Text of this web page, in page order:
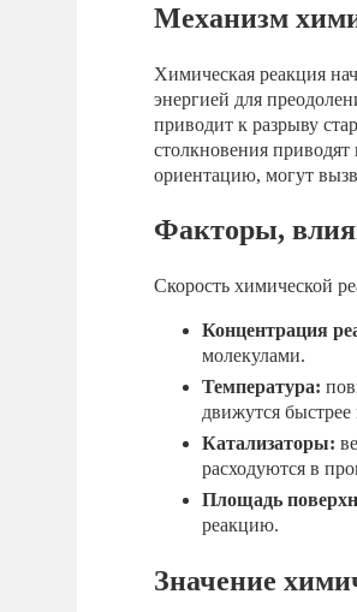
Механизм
Химическая реакция
энергией для
приводит к разрыву
столкновения
ориентацию, могут
Факторы,
Скорость химической
Концентрация
молекулами.
Температура:
движутся
Катализаторы:
расходуются в
Площадь
реакцию.
Значение